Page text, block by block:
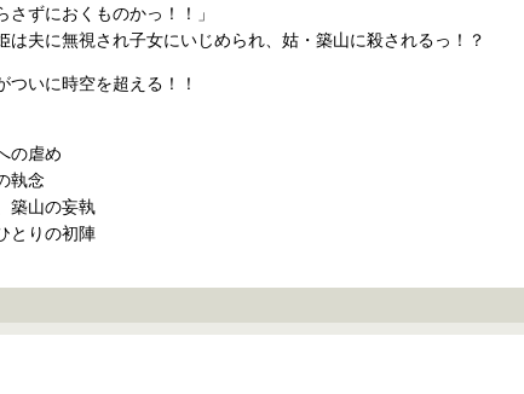
さずにおくものかっ！！」
は夫に無視され子女にいじめられ、姑・築山に殺されるっ！？
ついに時空を超える！！
虐め
執念
山の妄執
りの初陣